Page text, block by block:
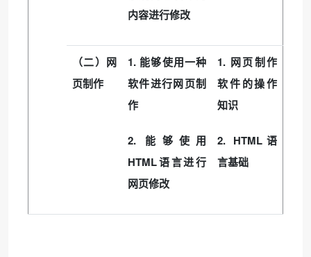
内容进行修改
（二）网
页制作
1.能够使用一种
软件进行网页制
作
2.能够使用
HTML语言进行
网页修改
1.
网页制作
软件的操作
知识
2. HTML语
言基础